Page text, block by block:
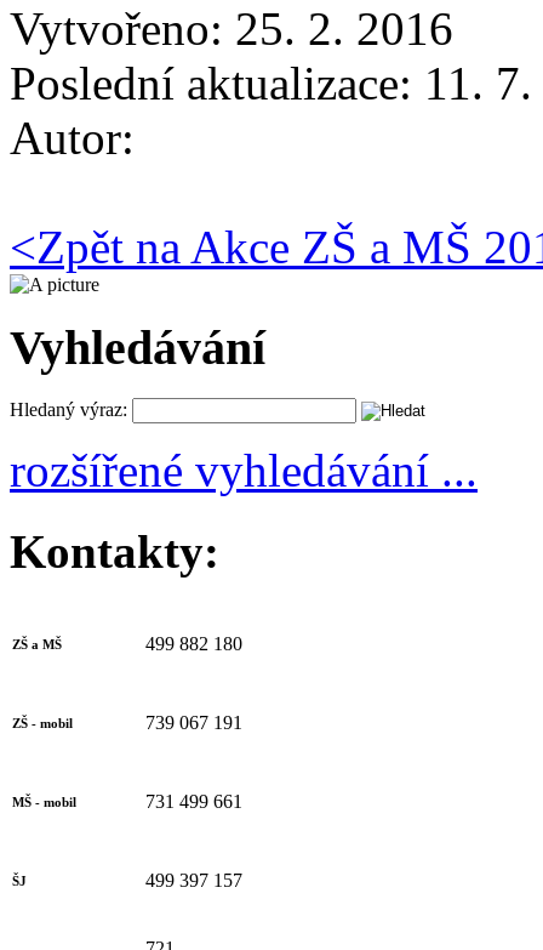
Vytvořeno: 25. 2. 2016
Poslední aktualizace: 11.
Autor:
<Zpět na Akce ZŠ a MŠ
Vyhledávání
Hledaný výraz:
rozšířené vyhledávání ...
Kontakty:
ZŠ a MŠ 499 882 180
ZŠ - mobil 739 067 191
MŠ - mobil 731 499 661
ŠJ 499 397 157